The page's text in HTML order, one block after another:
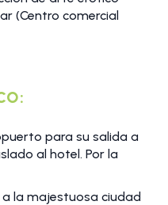
(Centro comercial
para su salida a
al hotel. Por la
la majestuosa ciudad